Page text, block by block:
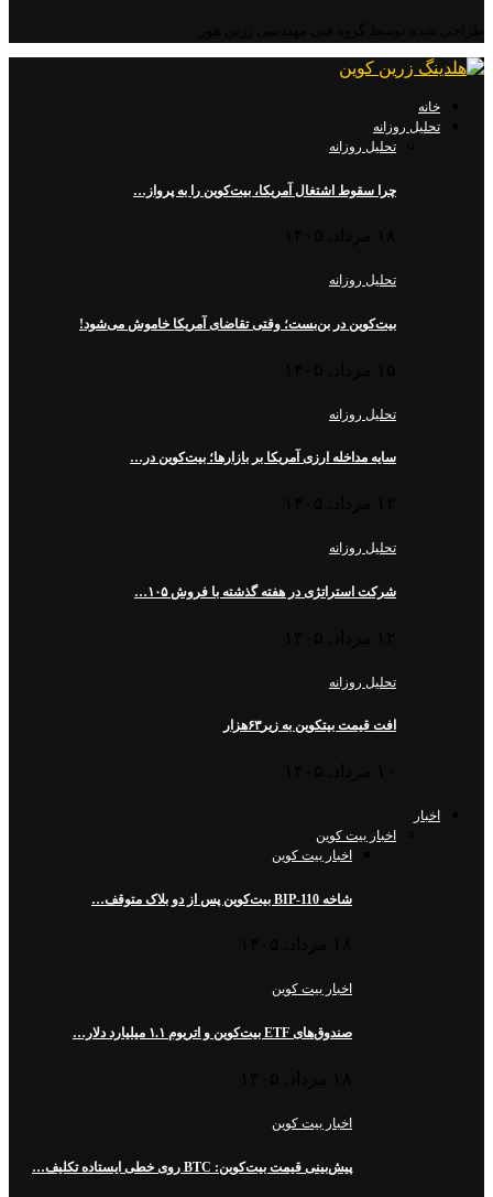
خانه
تحلیل روزانه
تحلیل روزانه
چرا سقوط اشتغال آمریکا، بیت‌کوین را به پرواز…
تحلیل روزانه
بیت‌کوین در بن‌بست؛ وقتی تقاضای آمریکا خاموش می‌شود!
تحلیل روزانه
سایه مداخله ارزی آمریکا بر بازارها؛ بیت‌کوین در…
تحلیل روزانه
شرکت استراتژی در هفته گذشته با فروش ۱۰۵…
تحلیل روزانه
افت قیمت بیتکوین به زیر۶۳هزار
اخبار
اخبار بیت کوین
اخبار بیت کوین
شاخه BIP-110 بیت‌کوین پس از دو بلاک متوقف…
اخبار بیت کوین
صندوق‌های ETF بیت‌کوین و اتریوم ۱.۱ میلیارد دلار…
اخبار بیت کوین
پیش‌بینی قیمت بیت‌کوین: BTC روی خطی ایستاده تکلیف…